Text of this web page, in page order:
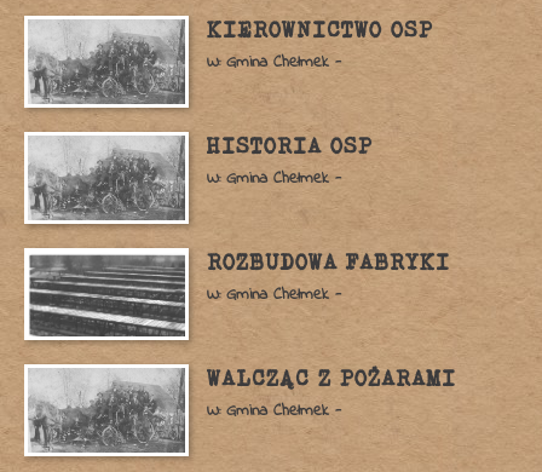
KIEROWNICTWO OSP
W: Gmina Chełmek -
HISTORIA OSP
W: Gmina Chełmek -
ROZBUDOWA FABRYKI
W: Gmina Chełmek -
WALCZĄC Z POŻARAMI
W: Gmina Chełmek -